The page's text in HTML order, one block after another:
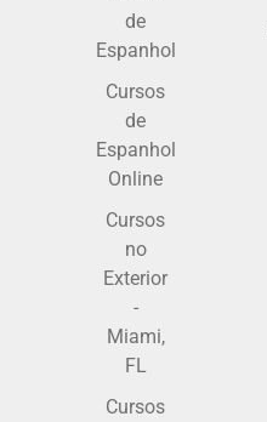
de
Espanhol
Cursos
de
Espanhol
Online
Cursos
no
Exterior
-
Miami,
FL
Cursos